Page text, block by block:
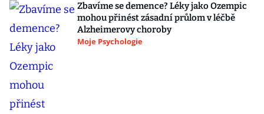
Zbavíme se demence? Léky jako Ozempic
mohou přinést zásadní průlom v léčbě
Alzheimerovy choroby
Moje Psychologie